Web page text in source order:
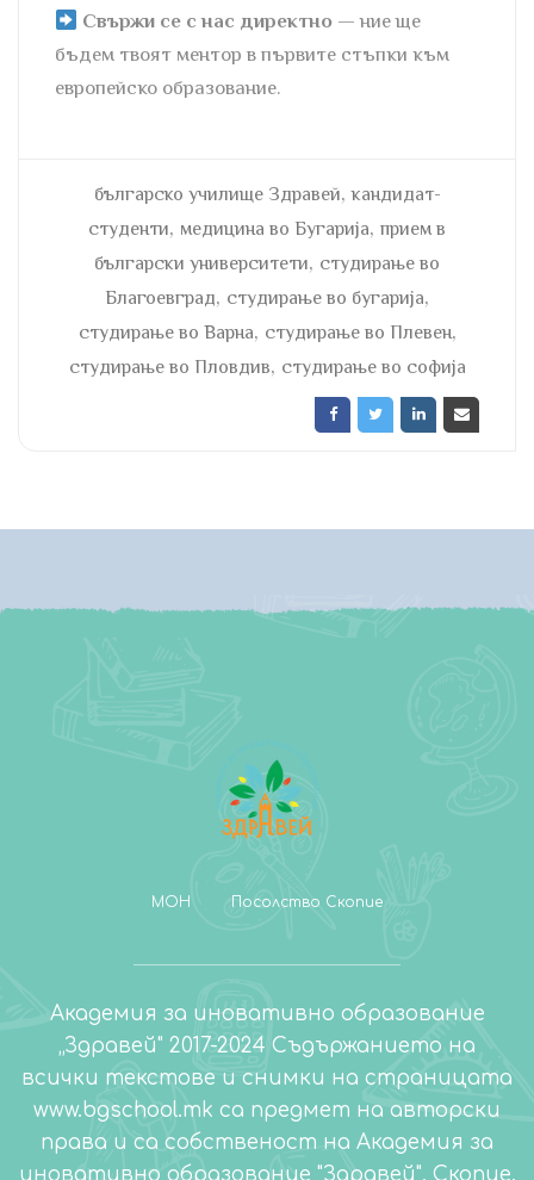
Свържи се с нас директно — ние ще
бъдем твоят ментор в първите стъпки към
европейско образование.
българско училище Здравей,кандидат-
студенти, медицина во Бугарија, прием в
български университети, студирање во
Благоевград, студирање во бугарија,
студирање во Варна, студирање во Плевен,
студирање во Пловдив, студирање во софија
МОН Посолство Скопие
Академия за иновативно образование
„Здравей" 2017-2024 Съдържанието на
всички текстове и снимки на страницата
www.bgschool.mk са предмет на авторски
права и са собственост на Академия за
иновативно образование "Здравей", Скопие.